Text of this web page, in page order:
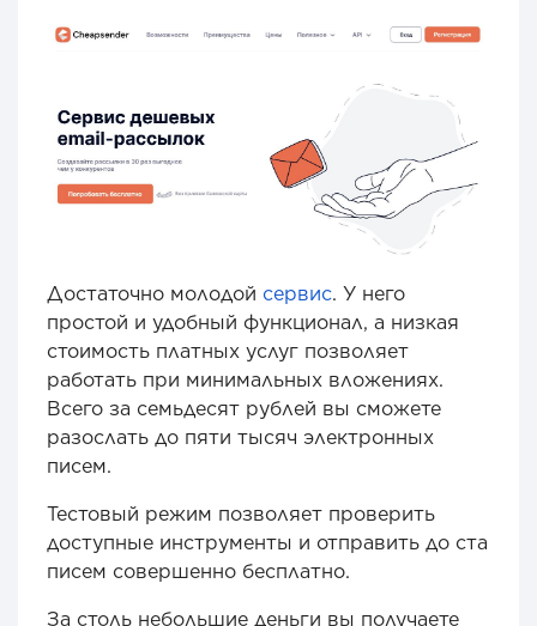
Достаточно молодой сервис. У него
простой и удобный функционал, а низкая
стоимость платных услуг позволяет
работать при минимальных вложениях.
Всего за семьдесят рублей вы сможете
разослать до пяти тысяч электронных
писем.
Тестовый режим позволяет проверить
доступные инструменты и отправить до ста
писем совершенно бесплатно.
За столь небольшие деньги вы получаете